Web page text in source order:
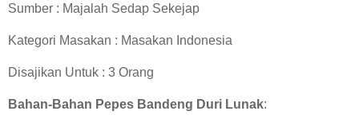
Sumber : Majalah Sedap Sekejap
Kategori Masakan : Masakan Indonesia
Disajikan Untuk : 3 Orang
Bahan-Bahan Pepes Bandeng Duri Lunak: